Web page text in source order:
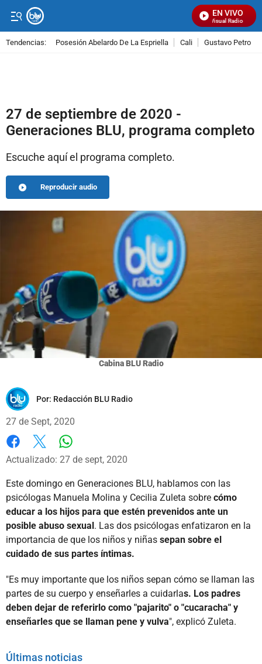
EN VIVO
Señal Visual Radio
Tendencias: Posesión Abelardo De La Espriella Cali Gustavo Petro
27 de septiembre de 2020 -
Generaciones BLU, programa completo
Escuche aquí el programa completo.
Reproducir audio
Cabina BLU Radio
Por: Redacción BLU Radio
27 de Sept, 2020
Facebook
X
Actualizado: 27 de sept, 2020
Este domingo en Generaciones BLU, hablamos con las
psicólogas Manuela Molina y Cecilia Zuleta sobre cómo
educar a los hijos para que estén prevenidos ante un
posible abuso sexual. Las dos psicólogas enfatizaron en la
importancia de que los niños y niñas sepan sobre el
cuidado de sus partes íntimas.
"Es muy importante que los niños sepan cómo se llaman las
partes de su cuerpo y enseñarles a cuidarlas. Los padres
deben dejar de referirlo como "pajarito" o "cucaracha" y
enseñarles que se llaman pene y vulva", explicó Zuleta.
Últimas noticias